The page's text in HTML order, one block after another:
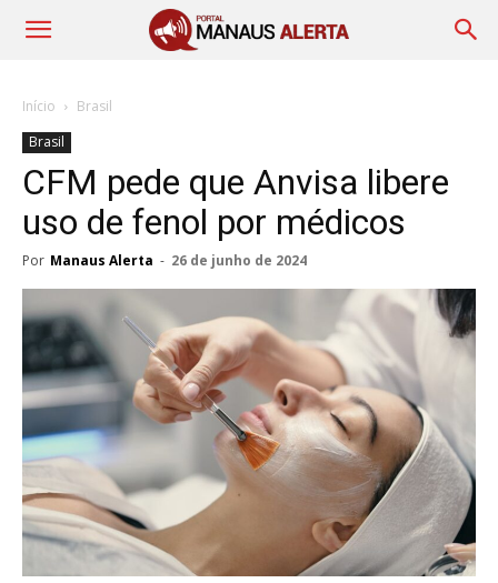
Início
Brasil
Brasil
CFM pede que Anvisa libere
uso de fenol por médicos
Por Manaus Alerta - 26 de junho de 2024